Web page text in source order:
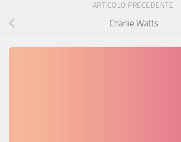
ARTICOLO PRECEDENTE
Charlie Watts